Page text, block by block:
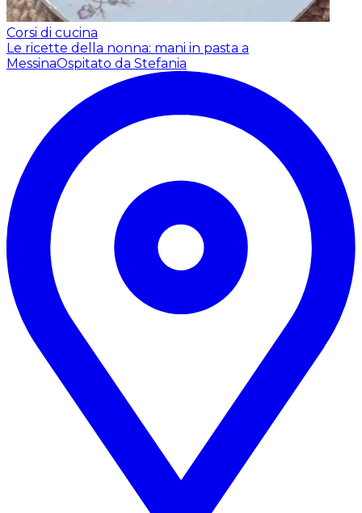
Corsi di cucina
Le ricette della nonna: mani in pasta a
MessinaOspitato da Stefania